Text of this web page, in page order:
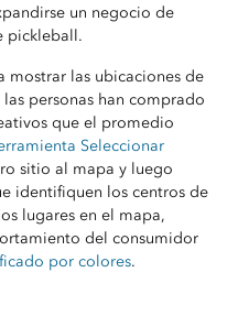
un negocio de
pickleball.
mostrar las ubicaciones de
personas han comprado
que el promedio
Seleccionar
sitio al mapa y luego
identifiquen los centros de
lugares en el mapa,
del consumidor
por colores.